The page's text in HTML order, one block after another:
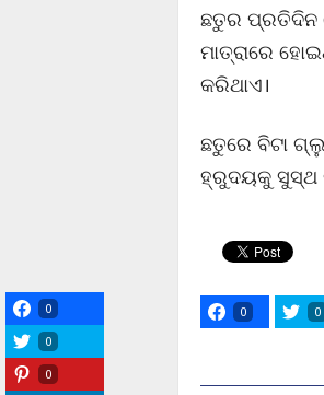
ଛତୁର ପ୍ରତିଦିନ
ମାତ୍ରାରେ
କରିଥାଏ।
ଛତୁରେ ବିଟା
ହ୍ରୁଦୟକୁ ସୁସ୍ଥ
0 0
0
0
0